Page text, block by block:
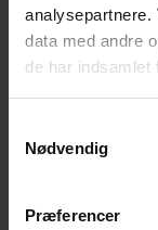
analysepartnere.
data med andre
de har indsamlet
Nødvendig
Præferencer
Nyhed
Bayreuths nye ‘AI
En slunken